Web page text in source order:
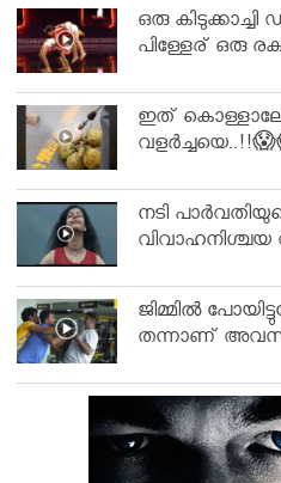
ഒരു
പിള്ളേര് ഒരു
ഇത്
നടി
വിവാഹനിശ്ചയ
ജിമ്മിൽ
തന്നാണ്